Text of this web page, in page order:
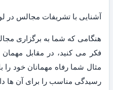
آشنایی با تشریفات مجالس در
هنگامی که شما به برگزاری
فکر می کنید، در مقابل
مثال شما رفاه مهمانان خود را
رسیدگی مناسب را برای آن ها